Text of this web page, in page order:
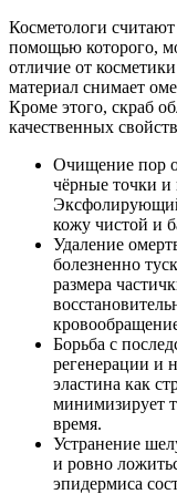
Косметологи
помощью которого,
отличие от
материал снимает
Кроме этого, скраб
качественных
Очищение пор
чёрные точки и
кожу чистой и
Удаление
болезненно
размера
Борьба с
регенерации и
эластина как
минимизирует
время.
Устранение
и ровно
эпидермиса